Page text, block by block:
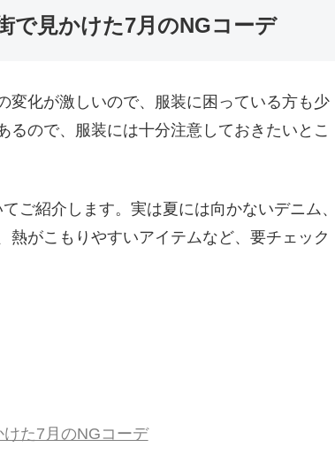
で見かけた7月のNGコーデ
変化が激しいので、服装に困っている方も少
るので、服装には十分注意しておきたいとこ
ご紹介します。実は夏には向かないデニム、
熱がこもりやすいアイテムなど、要チェック
た7月のNGコーデ